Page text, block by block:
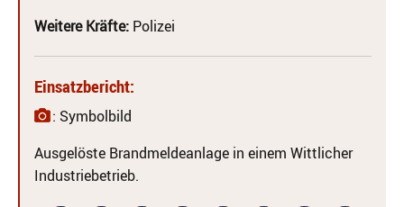
Weitere Kräfte: Polizei
Einsatzbericht:
: Symbolbild
Ausgelöste Brandmeldeanlage in einem Wittlicher
Industriebetrieb.